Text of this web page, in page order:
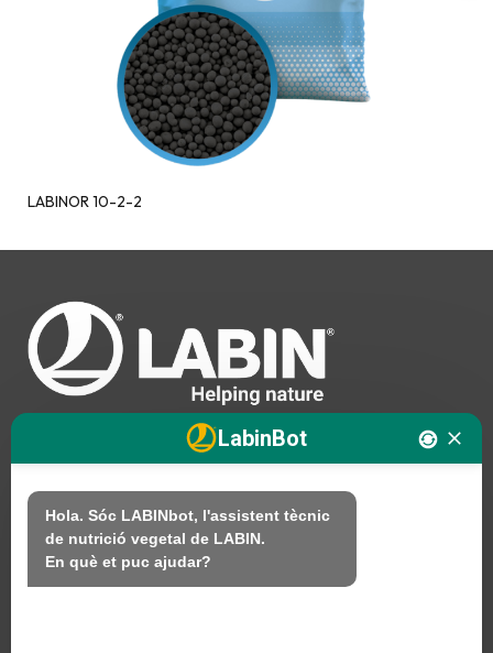
LABINOR 10-2-2
Nosaltres
Productes
LabinBot
Hola. Sóc LABINbot, l'assistent tècnic
de nutrició vegetal de LABIN.
En què et puc ajudar?